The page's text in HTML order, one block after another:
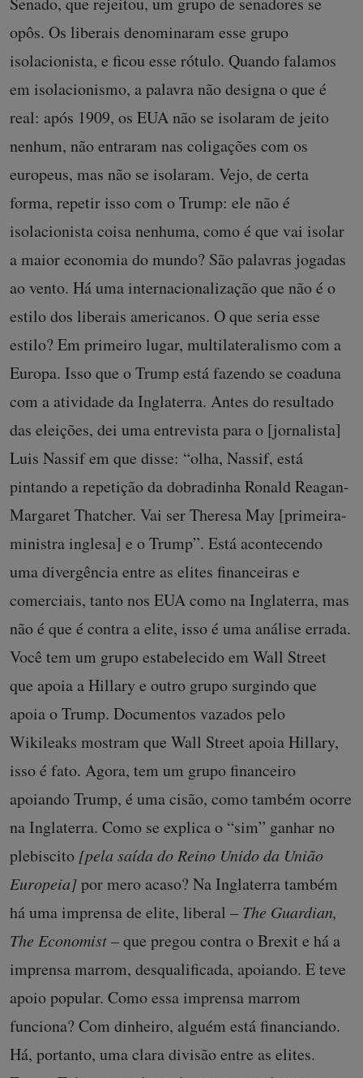
opôs. Os liberais denominaram esse grupo
isolacionista, e ficou esse rótulo. Quando falamos
em isolacionismo, a palavra não designa o que é
real: após 1909, os EUA não se isolaram de jeito
nenhum, não entraram nas coligações com os
europeus, mas não se isolaram. Vejo, de certa
forma, repetir isso com o Trump: ele não é
isolacionista coisa nenhuma, como é que vai isolar
a maior economia do mundo? São palavras jogadas
ao vento. Há uma internacionalização que não é o
estilo dos liberais americanos. O que seria esse
estilo? Em primeiro lugar, multilateralismo com a
Europa. Isso que o Trump está fazendo se coaduna
com a atividade da Inglaterra. Antes do resultado
das eleições, dei uma entrevista para o [jornalista]
Luis Nassif em que disse: “olha, Nassif, está
pintando a repetição da dobradinha Ronald Reagan-
Margaret Thatcher. Vai ser Theresa May [primeira-
ministra inglesa] e o Trump”. Está acontecendo
uma divergência entre as elites financeiras e
comerciais, tanto nos EUA como na Inglaterra, mas
não é que é contra a elite, isso é uma análise errada.
Você tem um grupo estabelecido em Wall Street
que apoia a Hillary e outro grupo surgindo que
apoia o Trump. Documentos vazados pelo
Wikileaks mostram que Wall Street apoia Hillary,
isso é fato. Agora, tem um grupo financeiro
apoiando Trump, é uma cisão, como também ocorre
na Inglaterra. Como se explica o “sim” ganhar no
plebiscito [pela saída do Reino Unido da União
Europeia]por mero acaso? Na Inglaterra também
há uma imprensa de elite, liberal – The Guardian,
The Economist– que pregou contra o Brexit e há a
imprensa marrom, desqualificada, apoiando. E teve
apoio popular. Como essa imprensa marrom
funciona? Com dinheiro, alguém está financiando.
Há, portanto, uma clara divisão entre as elites.